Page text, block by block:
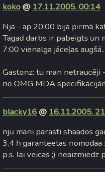
koko@ 17.11.2005. 00:14
Nja - ap 20:00 bija pirmā
Tagad darbs ir pabeigts un
7:00 vienalga jāceļas augšā...
Gastonz: tu man netraucēji
no OMG MDA
blacky16@ 16.11.2005.
nju mani parasti shaados
3,4 h garanteetas nomodaa
p.s. lai veicas ;) neaizmiedz